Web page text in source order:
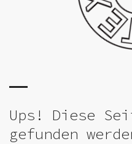
Ups! Diese
gefunden